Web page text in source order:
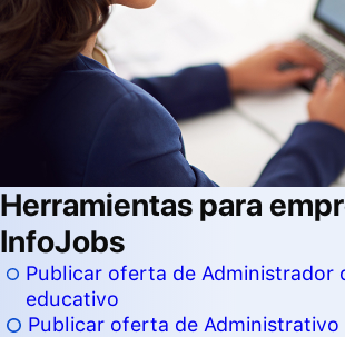
Herramientas para
InfoJobs
Publicar oferta de Administrador
educativo
Publicar oferta de Administrativo